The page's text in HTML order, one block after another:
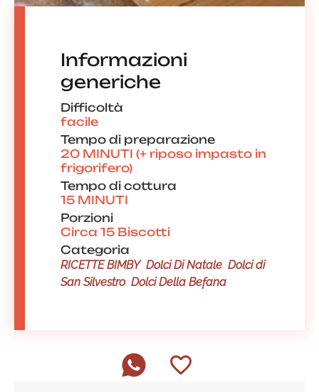
Informazioni
generiche
Difficoltà
facile
Tempo di preparazione
20 MINUTI (+ riposo impasto in
frigorifero)
Tempo di cottura
15 MINUTI
Porzioni
Circa 15 Biscotti
Categoria
RICETTE BIMBY Dolci Di Natale Dolci di
San Silvestro Dolci Della Befana